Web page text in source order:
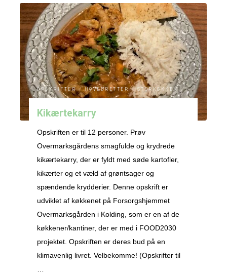
Raita"
OPSKRIFTER / HOVEDRETTER / STORKØKKEN
Kikærtekarry
Opskriften er til 12 personer. Prøv
Overmarksgårdens smagfulde og krydrede
kikærtekarry, der er fyldt med søde kartofler,
kikærter og et væld af grøntsager og
spændende krydderier. Denne opskrift er
udviklet af køkkenet på Forsorgshjemmet
Overmarksgården i Kolding, som er en af de
køkkener/kantiner, der er med i FOOD2030
projektet. Opskriften er deres bud på en
klimavenlig livret. Velbekomme! (Opskrifter til
…